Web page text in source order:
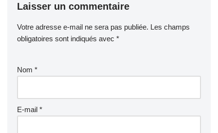
Laisser un commentaire
Votre adresse e-mail ne sera pas publiée. Les champs
obligatoires sont indiqués avec *
Nom *
E-mail *